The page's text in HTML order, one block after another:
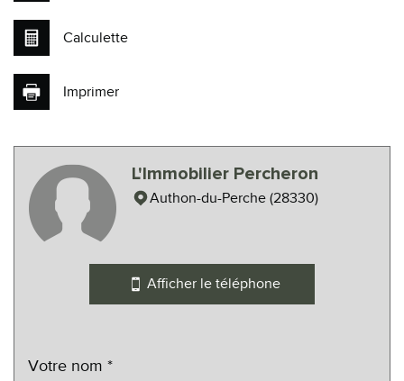
École primaire
Bureau de poste
statistiques
Propriétaires (vs. locataires)
Calculette
Imprimer
L'Immobilier Percheron
Authon-du-Perche (28330)
Afficher le téléphone